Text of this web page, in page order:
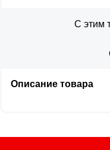
С этим
Описание товара